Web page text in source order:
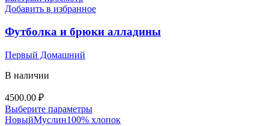
Добавить в избранное
Футболка и брюки алладины
Первый Домашний
В наличии
4500.00 ₽
Выберите параметрыЭтот
товар
НовыйМуслин100% хлопок